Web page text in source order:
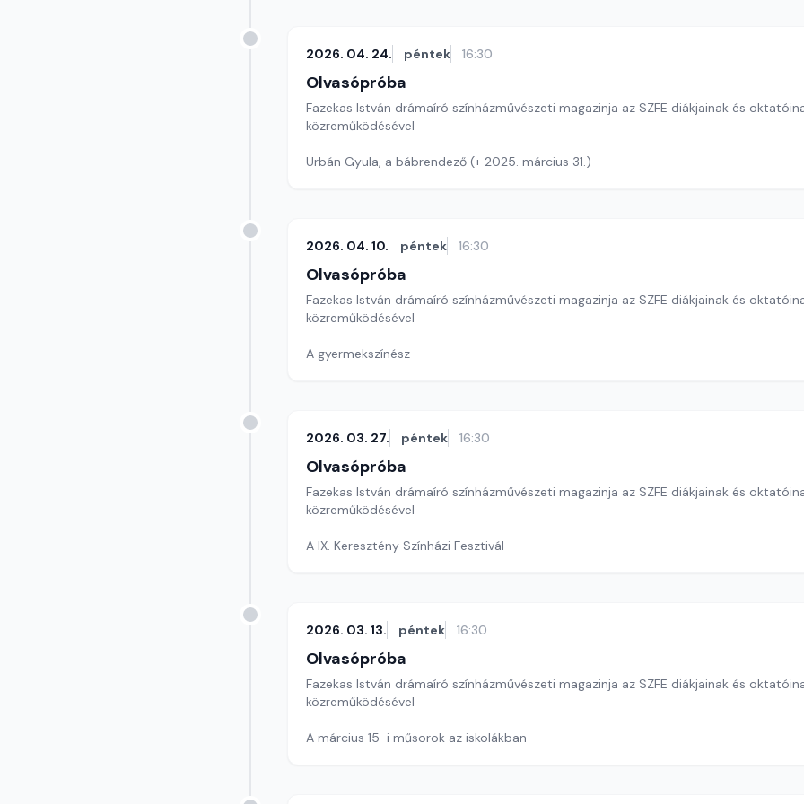
2026. 04. 24. péntek 16:30
Olvasópróba
Fazekas István drámaíró színházművészeti magazinja az SZFE diákjainak és
közreműködésével
Urbán Gyula, a bábrendező (+ 2025. március 31.)
2026. 04. 10. péntek 16:30
Olvasópróba
Fazekas István drámaíró színházművészeti magazinja az SZFE diákjainak és
közreműködésével
A gyermekszínész
2026. 03. 27. péntek 16:30
Olvasópróba
Fazekas István drámaíró színházművészeti magazinja az SZFE diákjainak és
közreműködésével
A IX. Keresztény Színházi Fesztivál
2026. 03. 13. péntek 16:30
Olvasópróba
Fazekas István drámaíró színházművészeti magazinja az SZFE diákjainak és
közreműködésével
A március 15-i műsorok az iskolákban